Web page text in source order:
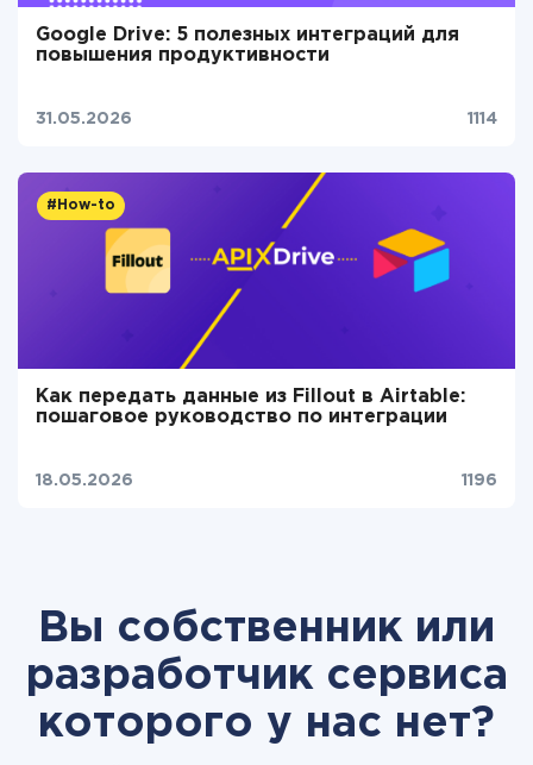
Google Drive: 5 полезных интеграций для
повышения продуктивности
31.05.2026 1114
#How-to
Как передать данные из Fillout в Airtable:
пошаговое руководство по интеграции
18.05.2026 1196
Вы собственник или
разработчик сервиса
которого у нас нет?